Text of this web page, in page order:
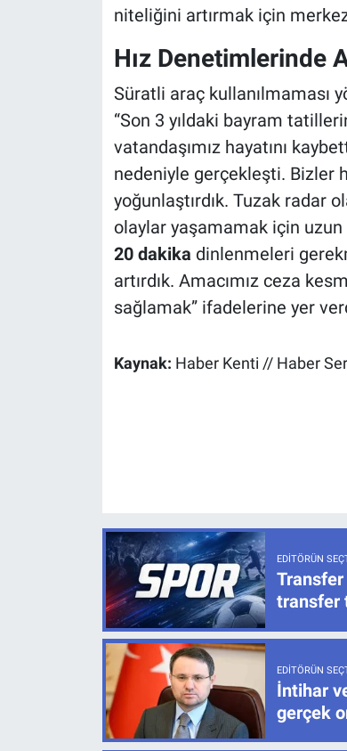
niteliğini artırmak için
Hız Denetimlerinde
Süratli araç kullanılmaması
“Son 3 yıldaki bayram
vatandaşımız hayatını
nedeniyle gerçekleşti. Bizler
yoğunlaştırdık. Tuzak radar
olaylar yaşamamak için
20 dakika dinlenmeleri
artırdık. Amacımız ceza
sağlamak” ifadelerine yer
Kaynak: Haber Kenti // Haber
EDITÖRÜN
Transfer
transfer
EDITÖRÜN
İntihar
gerçek